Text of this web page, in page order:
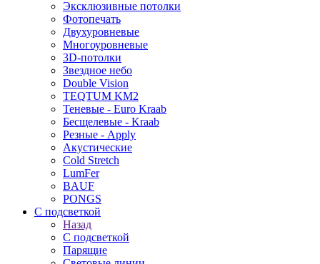
Эксклюзивные потолки
Фотопечать
Двухуровневые
Многоуровневые
3D-потолки
Звездное небо
Double Vision
TEQTUM KM2
Теневые - Euro Kraab
Бесщелевые - Kraab
Резные - Apply
Акустические
Cold Stretch
LumFer
BAUF
PONGS
С подсветкой
Назад
С подсветкой
Парящие